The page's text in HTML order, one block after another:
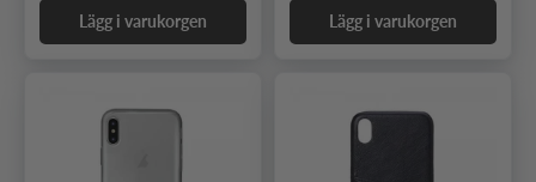
Lägg i varukorgen Lägg i varukorgen